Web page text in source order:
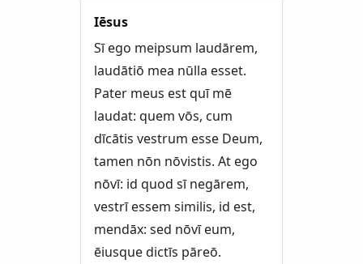
Iēsus
Sī ego meipsum laudārem,
laudātiō mea nūlla esset.
Pater meus est quī mē
laudat: quem vōs, cum
dīcātis vestrum esse Deum,
tamen nōn nōvistis. At ego
nōvī: id quod sī negārem,
vestrī essem similis, id est,
mendāx: sed nōvī eum,
ēiusque dictīs pāreō.